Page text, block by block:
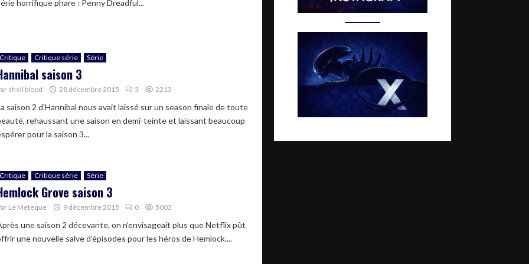
horrifique phare : Penny Dreadful...
Critique Critique série Série
saison 3
shell blood 28 décembre 2015 3 2213
saison 2 d’Hannibal nous avait laissé sur un season finale de toute
rehaussant une saison en demi-teinte et laissant beaucoup
pour la saison 3...
Critique Critique série Série
Grove saison 3
Le Meteque 9 décembre 2015 0 5003
une saison 2 décevante, on n’envisageait plus que Netflix pût
une nouvelle salve d’épisodes pour les héros de Hemlock....